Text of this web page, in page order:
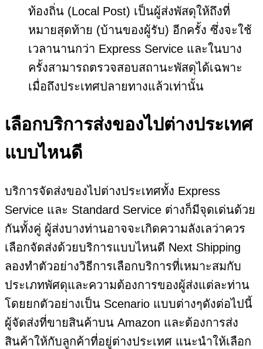
ท้องถิ่น (Local Post) เป็นผู้ส่งพัสดุให้ถึงที่
หมายสุดท้าย (บ้านของผู้รับ) อีกครั้ง ซึ่งจะใช้
เวลานานกว่า Express Service และในบาง
ครั้งสามารถตรวจสอบสถานะพัสดุได้เฉพาะ
เมื่อถึงประเทศปลายทางแล้วเท่านั้น
เลือกบริการส่งของไปต่างประเทศ
แบบไหนดี
บริการจัดส่งของไปต่างประเทศทั้ง Express
Service และ Standard Service ต่างก็มีจุดเด่นด้วย
กันทั้งคู่ ผู้ส่งบางท่านอาจจะเกิดความลังเลว่าควร
เลือกจัดส่งด้วยบริการแบบไหนดี Next Shipping
ลองทำตัวอย่างวิธีการเลือกบริการที่เหมาะสมกับ
ประเภทพัศดุและความต้องการของผู้ส่งแต่ละท่าน
โดยยกตัวอย่างเป็น Scenario แบบต่างๆดังต่อไปนี้
ผู้จัดส่งที่ขายสินค้าบน Amazon และต้องการส่ง
สินค้าให้กับลูกค้าที่อยู่ต่างประเทศ แนะนำให้เลือก